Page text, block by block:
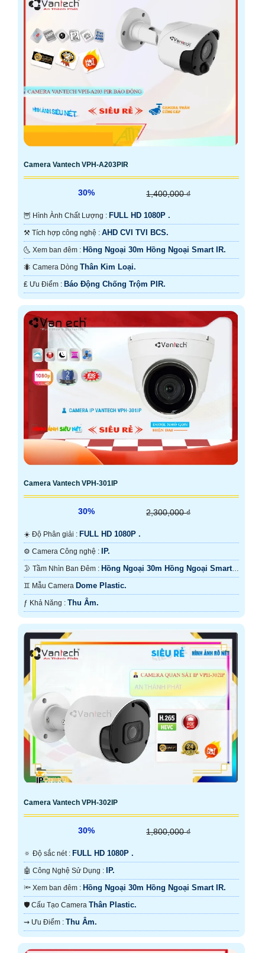
Camera Vantech VPH-A203PIR
30% 1,400,000 ₫
🦉 Hình Ành Chất Lượng : FULL HD 1080P .
⚒ Tích hợp công nghệ : AHD CVI TVI BCS.
🌜 Xem ban đêm : Hồng Ngoại 30m Hồng Ngoại Smart IR.
🐜 Camera Dòng Thân Kim Loại.
️₤ Ưu Điểm : Báo Động Chống Trộm PIR.
Camera Vantech VPH-301IP
30% 2,300,000 ₫
☀️ Độ Phân giải : FULL HD 1080P .
⚙ Camera Công nghệ : IP.
🌛 Tầm Nhìn Ban Đêm : Hồng Ngoại 30m Hồng Ngoại Smart
IR.♊ Mẫu Camera Dome Plastic.
️ƒ Khả Năng : Thu Âm.
Camera Vantech VPH-302IP
30% 1,800,000 ₫
🔅 Độ sắc nét : FULL HD 1080P .
🤖️ Công Nghệ Sử Dụng : IP.
🔦 Xem ban đêm : Hồng Ngoại 30m Hồng Ngoại Smart IR.
🛡 Cấu Tạo Camera Thân Plastic.
️⇝ Ưu Điểm : Thu Âm.